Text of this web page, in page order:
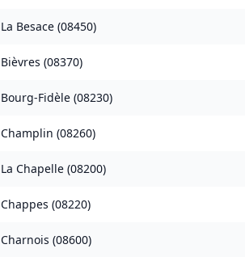
La Besace (08450)
Bièvres (08370)
Bourg-Fidèle (08230)
Champlin (08260)
La Chapelle (08200)
Chappes (08220)
Charnois (08600)